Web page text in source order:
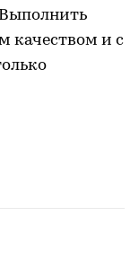
качеством и с